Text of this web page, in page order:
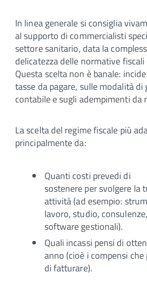
In linea generale si consiglia
al supporto di commercialisti
settore sanitario, data la
delicatezza delle normative
Questa scelta non è banale:
tasse da pagare, sulle modalità di
contabile e sugli adempimenti da
La scelta del regime fiscale più
principalmente da:
Quanti costi prevedi di
sostenere per svolgere la
attività (ad esempio:
lavoro, studio, consulenze,
software gestionali).
Quali incassi pensi di
anno (cioè i compensi che
di fatturare).